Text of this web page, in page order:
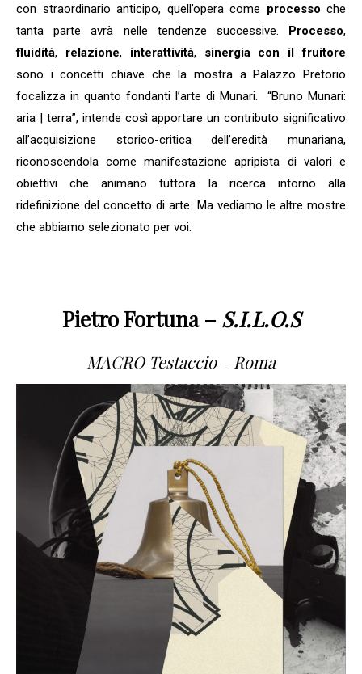
con straordinario anticipo, quell’opera come processo che
tanta parte avrà nelle tendenze successive. Processo,
fluidità, relazione, interattività, sinergia con il fruitore
sono i concetti chiave che la mostra a Palazzo Pretorio
focalizza in quanto fondanti l’arte di Munari. “Bruno Munari:
aria | terra”, intende così apportare un contributo significativo
all’acquisizione storico-critica dell’eredità munariana,
riconoscendola come manifestazione apripista di valori e
obiettivi che animano tuttora la ricerca intorno alla
ridefinizione del concetto di arte. Ma vediamo le altre mostre
che abbiamo selezionato per voi.
Pietro Fortuna – S.I.L.O.S
MACRO Testaccio – Roma